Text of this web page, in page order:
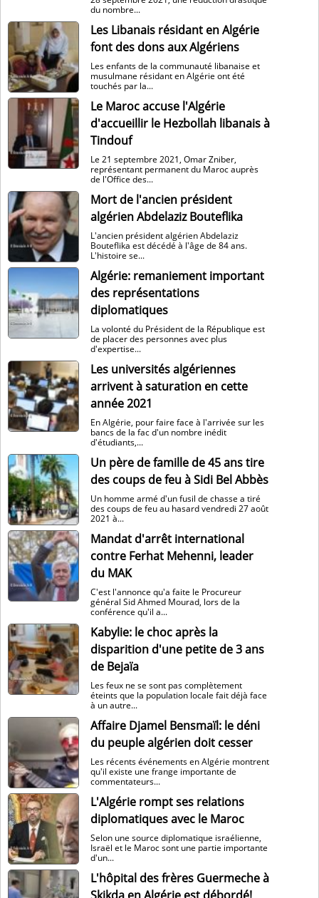
du nombre...
Les Libanais résidant en Algérie
font des dons aux Algériens
Les enfants de la communauté libanaise et
musulmane résidant en Algérie ont été
touchés par la...
Le Maroc accuse l'Algérie
d'accueillir le Hezbollah libanais à
Tindouf
Le 21 septembre 2021, Omar Zniber,
représentant permanent du Maroc auprès
de l'Office des...
Mort de l'ancien président
algérien Abdelaziz Bouteflika
L'ancien président algérien Abdelaziz
Bouteflika est décédé à l'âge de 84 ans.
L'histoire se...
Algérie: remaniement important
des représentations
diplomatiques
La volonté du Président de la République est
de placer des personnes avec plus
d'expertise...
Les universités algériennes
arrivent à saturation en cette
année 2021
En Algérie, pour faire face à l'arrivée sur les
bancs de la fac d'un nombre inédit
d'étudiants,...
Un père de famille de 45 ans tire
des coups de feu à Sidi Bel Abbès
Un homme armé d'un fusil de chasse a tiré
des coups de feu au hasard vendredi 27 août
2021 à...
Mandat d'arrêt international
contre Ferhat Mehenni, leader
du MAK
C'est l'annonce qu'a faite le Procureur
général Sid Ahmed Mourad, lors de la
conférence qu'il a...
Kabylie: le choc après la
disparition d'une petite de 3 ans
de Bejaïa
Les feux ne se sont pas complètement
éteints que la population locale fait déjà face
à un autre...
Affaire Djamel Bensmaïl: le déni
du peuple algérien doit cesser
Les récents événements en Algérie montrent
qu'il existe une frange importante de
commentateurs...
L'Algérie rompt ses relations
diplomatiques avec le Maroc
Selon une source diplomatique israélienne,
Israël et le Maroc sont une partie importante
d'un...
L'hôpital des frères Guermeche à